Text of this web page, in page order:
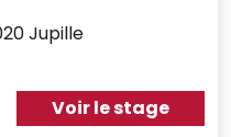
Jupille
Voir le stage